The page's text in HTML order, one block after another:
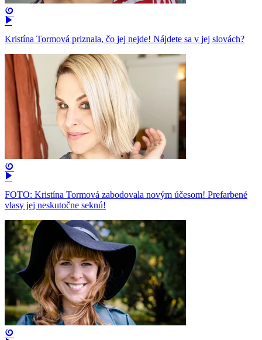
Kristína Tormová priznala, čo jej nejde! Nájdete sa v jej slovách?
FOTO: Kristína Tormová zabodovala novým účesom! Prefarbené
vlasy jej neskutočne seknú!